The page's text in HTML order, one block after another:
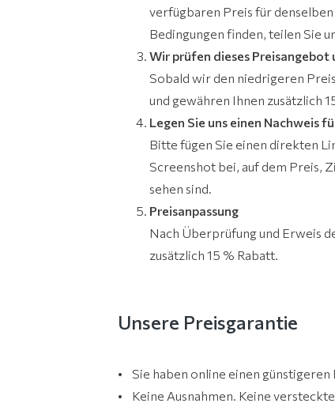
verfügbaren Preis für
Bedingungen finden, teilen Sie
Wir prüfen dieses Preisangebot
Sobald wir den niedrigeren
und gewähren Ihnen zusätzlich
Legen Sie uns einen Nachweis
Bitte fügen Sie einen direkten
Screenshot bei, auf dem Preis,
sehen sind.
Preisanpassung
Nach Überprüfung und Erweis
zusätzlich 15 % Rabatt.
Unsere Preisgarantie
• Sie haben online einen
• Keine Ausnahmen. Keine